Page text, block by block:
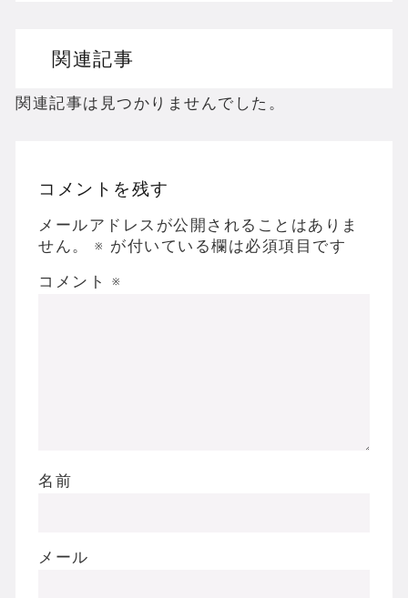
ドラゴンクエスト３の思い出
【聖剣伝説3】リースとアンジェラってなん
Powered by livedoor 相互RSS
関連記事
関連記事は見つかりませんでした。
コメントを残す
メールアドレスが公開されることはありま
せん。
※ が付いている欄は必須項目です
コメント ※
名前
メール